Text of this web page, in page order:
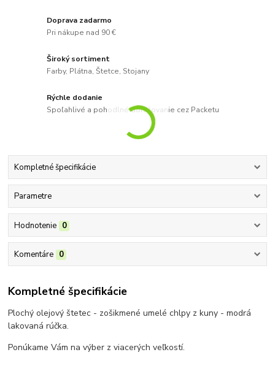
Doprava zadarmo
Pri nákupe nad 90 €
Široký sortiment
Farby, Plátna, Štetce, Stojany
Rýchle dodanie
Spoľahlivé a pohodlné doručovanie cez Packetu
Kompletné špecifikácie
Parametre
Hodnotenie 0
Komentáre 0
Kompletné špecifikácie
Plochý olejový štetec - zošikmené umelé chlpy z kuny - modrá
lakovaná rúčka.
Ponúkame Vám na výber z viacerých veľkostí.